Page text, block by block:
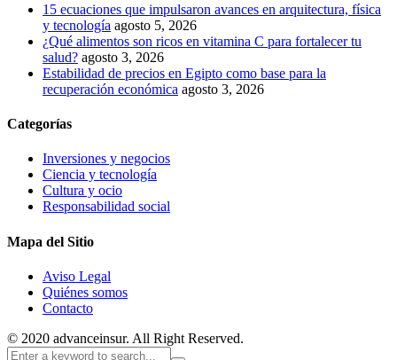
15 ecuaciones que impulsaron avances en arquitectura, física
y tecnología agosto 5, 2026
¿Qué alimentos son ricos en vitamina C para fortalecer tu
salud? agosto 3, 2026
Estabilidad de precios en Egipto como base para la
recuperación económica agosto 3, 2026
Categorías
Inversiones y negocios
Ciencia y tecnología
Cultura y ocio
Responsabilidad social
Mapa del Sitio
Aviso Legal
Quiénes somos
Contacto
© 2020 advanceinsur. All Right Reserved.